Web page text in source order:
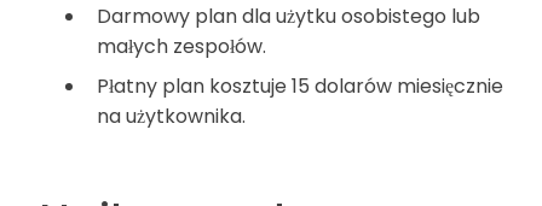
Darmowy plan dla użytku osobistego lub
małych zespołów.
Płatny plan kosztuje 15 dolarów miesięcznie
na użytkownika.